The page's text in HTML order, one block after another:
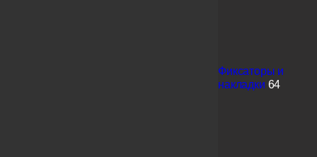
Фиксаторы и
накладки 64